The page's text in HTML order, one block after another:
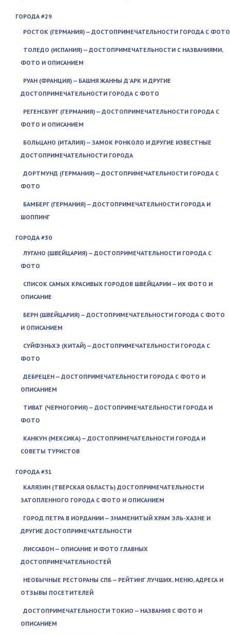
ГОРОДА #29
РОСТОК (ГЕРМАНИЯ) — ДОСТОПРИМЕЧАТЕЛЬНОСТИ ГОРОДА С ФОТО
ТОЛЕДО (ИСПАНИЯ) — ДОСТОПРИМЕЧАТЕЛЬНОСТИ С НАЗВАНИЯМИ,
ФОТО И ОПИСАНИЕМ
РУАН (ФРАНЦИЯ) — БАШНЯ ЖАННЫ Д’АРК И ДРУГИЕ
ДОСТОПРИМЕЧАТЕЛЬНОСТИ ГОРОДА С ФОТО
РЕГЕНСБУРГ (ГЕРМАНИЯ) — ДОСТОПРИМЕЧАТЕЛЬНОСТИ ГОРОДА С
ФОТО И ОПИСАНИЕМ
БОЛЬЦАНО (ИТАЛИЯ) — ЗАМОК РОНКОЛО И ДРУГИЕ ИЗВЕСТНЫЕ
ДОСТОПРИМЕЧАТЕЛЬНОСТИ ГОРОДА
ДОРТМУНД (ГЕРМАНИЯ) — ДОСТОПРИМЕЧАТЕЛЬНОСТИ ГОРОДА С
ФОТО
БАМБЕРГ (ГЕРМАНИЯ) — ДОСТОПРИМЕЧАТЕЛЬНОСТИ ГОРОДА И
ШОППИНГ
ГОРОДА #30
ЛУГАНО (ШВЕЙЦАРИЯ) — ДОСТОПРИМЕЧАТЕЛЬНОСТИ ГОРОДА С
ФОТО
СПИСОК САМЫХ КРАСИВЫХ ГОРОДОВ ШВЕЙЦАРИИ — ИХ ФОТО И
ОПИСАНИЕ
БЕРН (ШВЕЙЦАРИЯ) — ДОСТОПРИМЕЧАТЕЛЬНОСТИ ГОРОДА С ФОТО
И ОПИСАНИЕМ
СУЙФЭНЬХЭ (КИТАЙ) — ДОСТОПРИМЕЧАТЕЛЬНОСТИ ГОРОДА С
ФОТО
ДЕБРЕЦЕН — ДОСТОПРИМЕЧАТЕЛЬНОСТИ ГОРОДА С ФОТО И
ОПИСАНИЕМ
ТИВАТ (ЧЕРНОГОРИЯ) — ДОСТОПРИМЕЧАТЕЛЬНОСТИ ГОРОДА И
ФОТО
КАНКУН (МЕКСИКА) — ДОСТОПРИМЕЧАТЕЛЬНОСТИ ГОРОДА И
СОВЕТЫ ТУРИСТОВ
ГОРОДА #31
КАЛЯЗИН (ТВЕРСКАЯ ОБЛАСТЬ) ДОСТОПРИМЕЧАТЕЛЬНОСТИ
ЗАТОПЛЕННОГО ГОРОДА С ФОТО И ОПИСАНИЕМ
ГОРОД ПЕТРА В ИОРДАНИИ — ЗНАМЕНИТЫЙ ХРАМ ЭЛЬ-ХАЗНЕ И
ДРУГИЕ ДОСТОПРИМЕЧАТЕЛЬНОСТИ
ЛИССАБОН — ОПИСАНИЕ И ФОТО ГЛАВНЫХ
ДОСТОПРИМЕЧАТЕЛЬНОСТЕЙ
НЕОБЫЧНЫЕ РЕСТОРАНЫ СПБ — РЕЙТИНГ ЛУЧШИХ, МЕНЮ, АДРЕСА И
ОТЗЫВЫ ПОСЕТИТЕЛЕЙ
ДОСТОПРИМЕЧАТЕЛЬНОСТИ ТОКИО — НАЗВАНИЯ С ФОТО И
ОПИСАНИЕМ